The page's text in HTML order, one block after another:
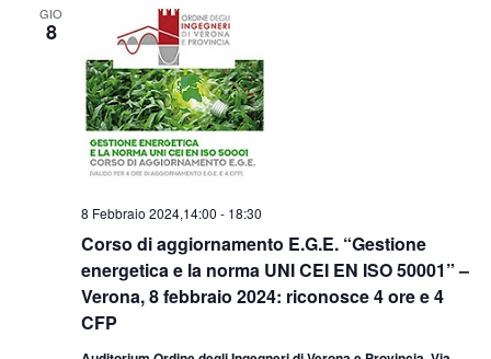
GIO
8
Corso di aggiornamento E.G.E. “Gestione
energetica e la norma UNI CEI EN ISO 50001” –
Verona, 8 febbraio 2024: riconosce 4 ore e 4
CFP
8 Febbraio 2024,14:00 - 18:30